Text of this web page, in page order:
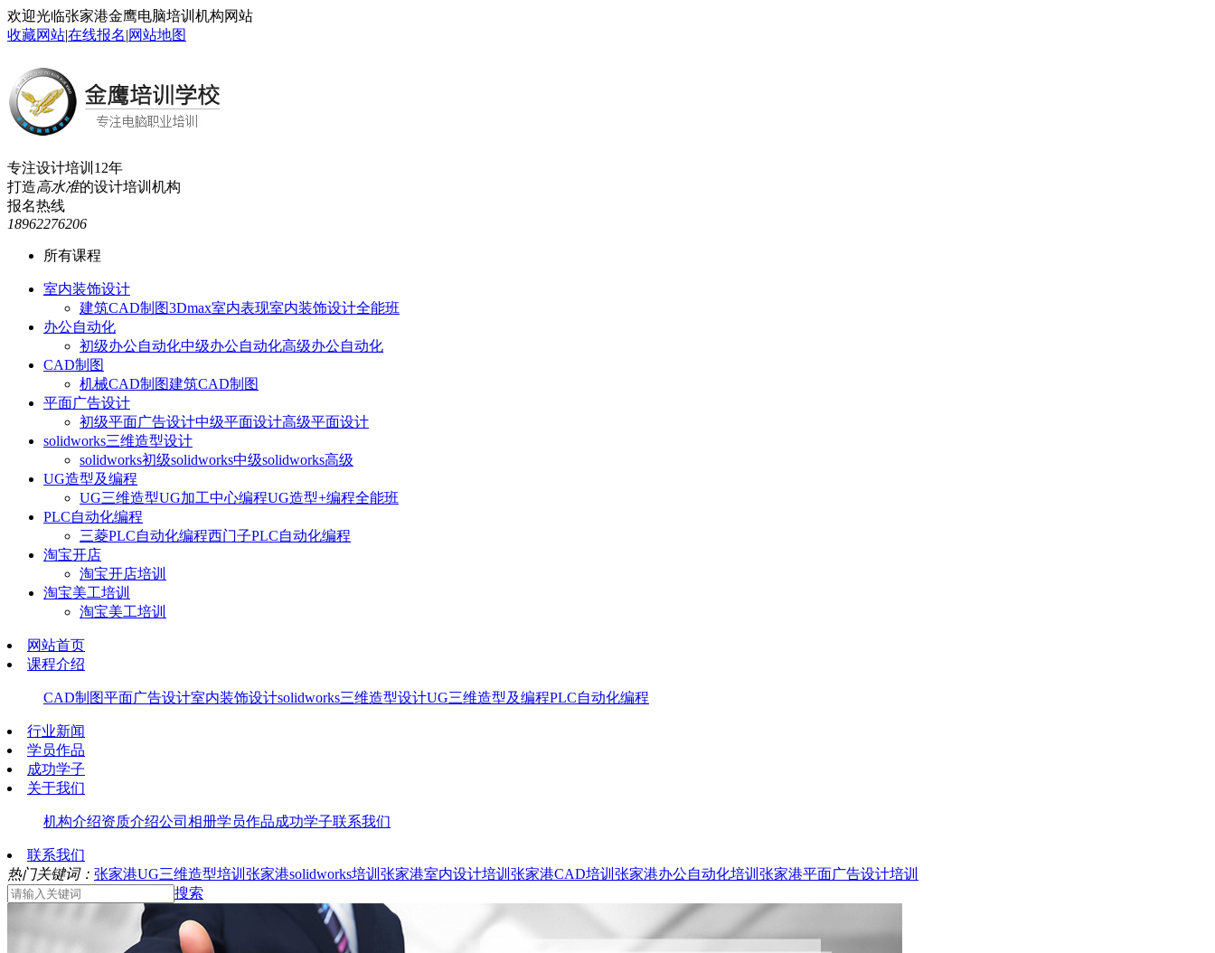
欢迎光临张家港金鹰电脑培训机构网站
收藏网站|在线报名|网站地图
专注设计培训12年
打造高水准的设计培训机构
报名热线
18962276206
所有课程
室内装饰设计
建筑CAD制图3Dmax室内表现室内装饰设计全能班
办公自动化
初级办公自动化中级办公自动化高级办公自动化
CAD制图
机械CAD制图建筑CAD制图
平面广告设计
初级平面广告设计中级平面设计高级平面设计
solidworks三维造型设计
solidworks初级solidworks中级solidworks高级
UG造型及编程
UG三维造型UG加工中心编程UG造型+编程全能班
PLC自动化编程
三菱PLC自动化编程西门子PLC自动化编程
淘宝开店
淘宝开店培训
淘宝美工培训
淘宝美工培训
网站首页
课程介绍
CAD制图平面广告设计室内装饰设计solidworks三维造型设计UG三维造型及编程PLC自动化编程
行业新闻
学员作品
成功学子
关于我们
机构介绍资质介绍公司相册学员作品成功学子联系我们
联系我们
热门关键词： 张家港UG三维造型培训 张家港solidworks培训 张家港室内设计培训 张家港CAD培训 张家港办公自动化培训 张家港平面广告设计培训
搜索